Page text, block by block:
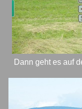
Dann geht es auf